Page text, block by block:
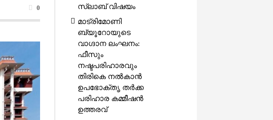
0
സ്ലാബ് വിഷയം
മാട്രിമോണി
ബ്യൂറോയുടെ
വാഗ്ദാന ലംഘനം:
ഫീസും
നഷ്ടപരിഹാരവും
തിരികെ നൽകാൻ
ഉപഭോക്തൃ തർക്ക
പരിഹാര കമ്മീഷൻ
ഉത്തരവ്